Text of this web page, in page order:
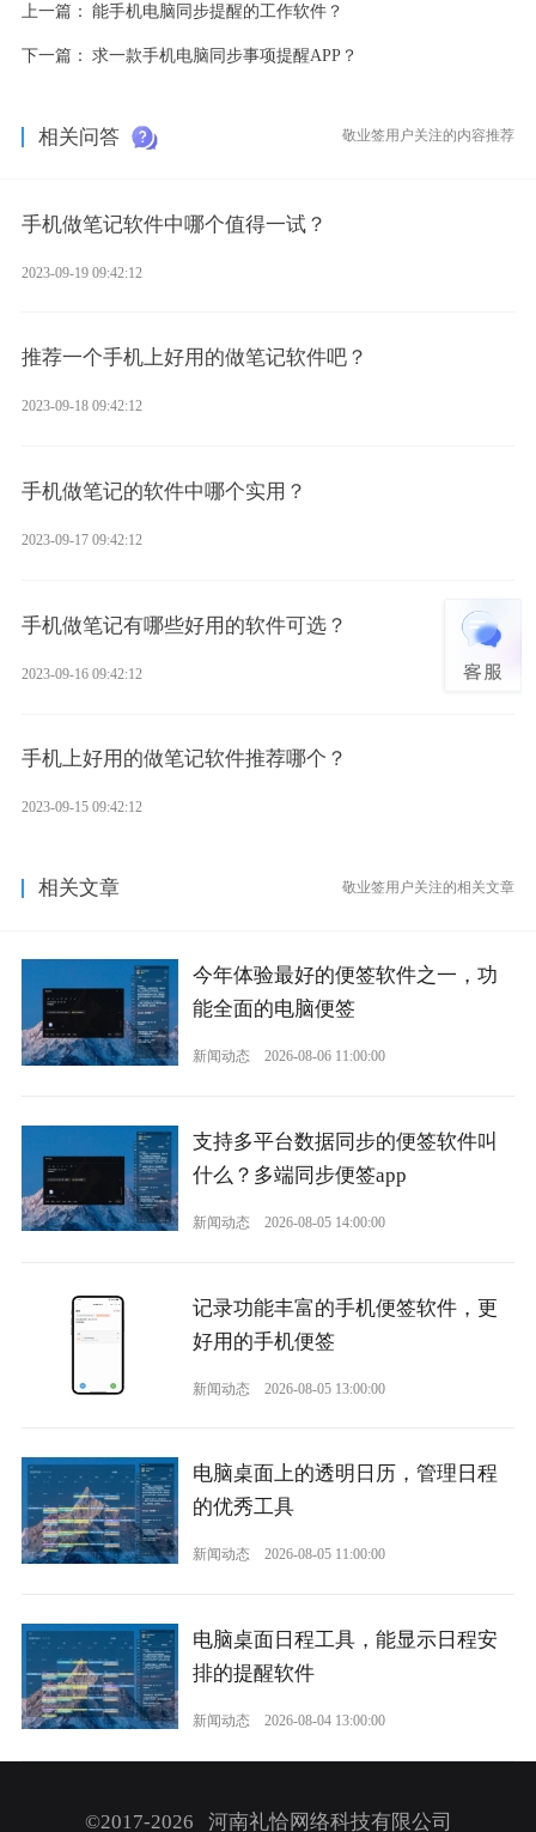
上一篇： 能手机电脑同步提醒的工作软件？
下一篇： 求一款手机电脑同步事项提醒APP？
相关问答 敬业签用户关注的内容推荐
手机做笔记软件中哪个值得一试？
2023-09-19 09:42:12
推荐一个手机上好用的做笔记软件吧？
2023-09-18 09:42:12
手机做笔记的软件中哪个实用？
2023-09-17 09:42:12
手机做笔记有哪些好用的软件可选？
2023-09-16 09:42:12
手机上好用的做笔记软件推荐哪个？
2023-09-15 09:42:12
相关文章 敬业签用户关注的相关文章
今年体验最好的便签软件之一，功
能全面的电脑便签
新闻动态 2026-08-06 11:00:00
支持多平台数据同步的便签软件叫
什么？多端同步便签app
新闻动态 2026-08-05 14:00:00
记录功能丰富的手机便签软件，更
好用的手机便签
新闻动态 2026-08-05 13:00:00
电脑桌面上的透明日历，管理日程
的优秀工具
新闻动态 2026-08-05 11:00:00
电脑桌面日程工具，能显示日程安
排的提醒软件
新闻动态 2026-08-04 13:00:00
©2017-2026 河南礼恰网络科技有限公司